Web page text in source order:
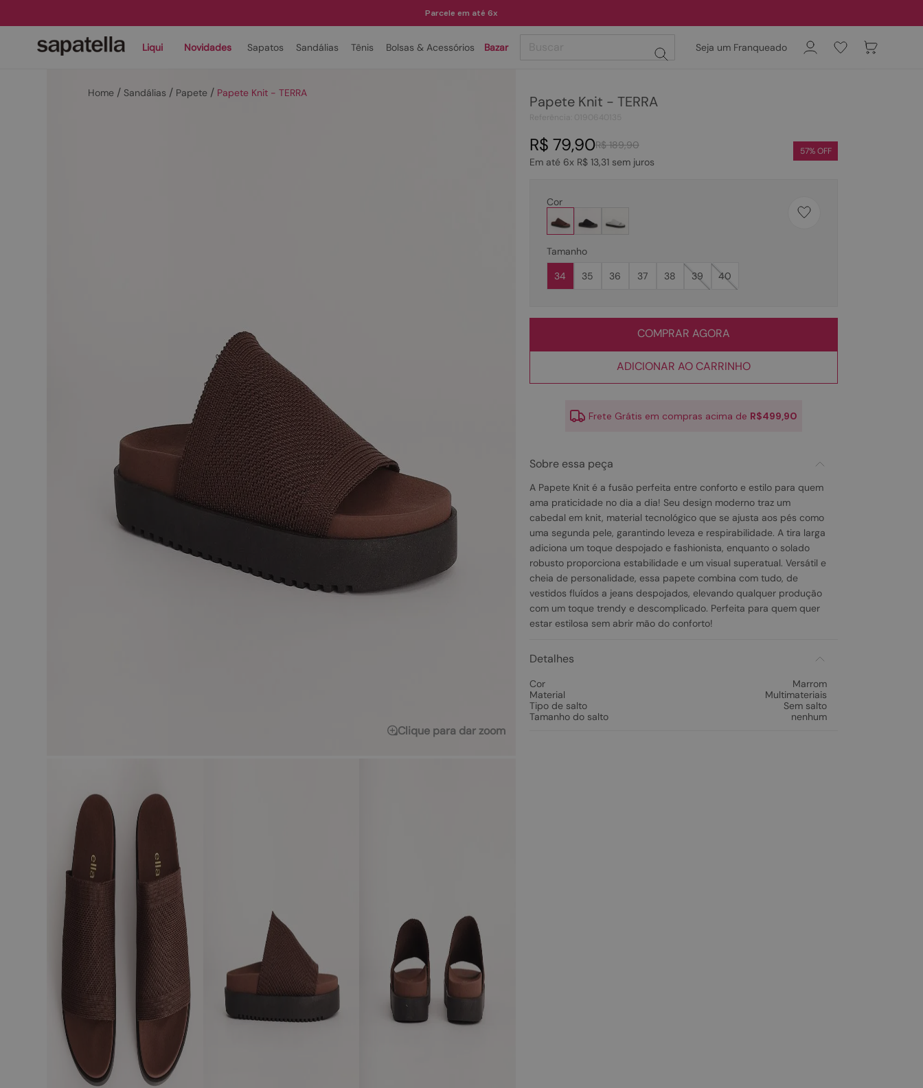
Parcele em até 6x
Liqui Novidades Sapatos Sandálias Tênis Bolsas & Acessórios Bazar Seja um Franqueado
Sandálias Papete Papete Knit - TERRA
Clique para dar zoom
Papete Knit - TERRA
R$ 189,90
R$ 79,90
Em até 6x R$ 13,31sem juros
57% OFF
Cor
Tamanho
34
35 36 37 38 39 40
COMPRAR AGORA
ADICIONAR AO CARRINHO
Frete Grátis em compras acima de R$499,90
Sobre essa peça
A Papete Knit é a fusão perfeita entre conforto e estilo para quem
ama praticidade no dia a dia! Seu design moderno traz um
cabedal em knit, material tecnológico que se ajusta aos pés como
uma segunda pele, garantindo leveza e respirabilidade. A tira larga
adiciona um toque despojado e fashionista, enquanto o solado
robusto proporciona estabilidade e um visual superatual. Versátil e
cheia de personalidade, essa papete combina com tudo, de
vestidos fluídos a jeans despojados, elevando qualquer produção
com um toque trendy e descomplicado. Perfeita para quem quer
estar estilosa sem abrir mão do conforto!
Detalhes
Cor
Marrom
Material
Multimateriais
Tipo de salto
Sem salto
Tamanho do salto
nenhum